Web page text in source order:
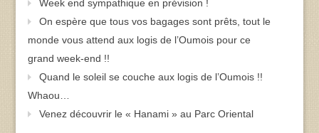
Week end sympathique en prévision !
On espère que tous vos bagages sont prêts, tout le
monde vous attend aux logis de l’Oumois pour ce
grand week-end !!
Quand le soleil se couche aux logis de l’Oumois !!
Whaou…
Venez découvrir le « Hanami » au Parc Oriental